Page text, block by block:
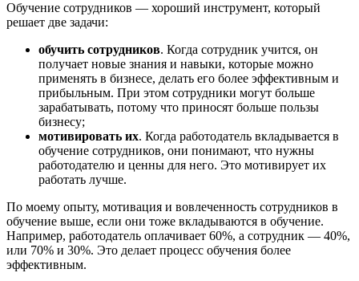
Обучение сотрудников — хороший инструмент, который
решает две задачи:
обучить сотрудников. Когда сотрудник учится, он
получает новые знания и навыки, которые можно
применять в бизнесе, делать его более эффективным и
прибыльным. При этом сотрудники могут больше
зарабатывать, потому что приносят больше пользы
бизнесу;
мотивировать их. Когда работодатель вкладывается в
обучение сотрудников, они понимают, что нужны
работодателю и ценны для него. Это мотивирует их
работать лучше.
По моему опыту, мотивация и вовлеченность сотрудников в
обучение выше, если они тоже вкладываются в обучение.
Например, работодатель оплачивает 60%, а сотрудник — 40%,
или 70% и 30%. Это делает процесс обучения более
эффективным.